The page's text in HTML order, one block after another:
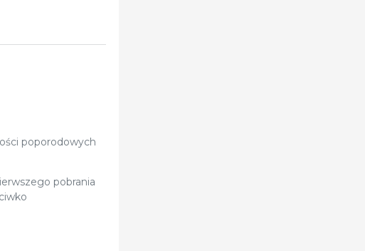
poporodowych
pobrania